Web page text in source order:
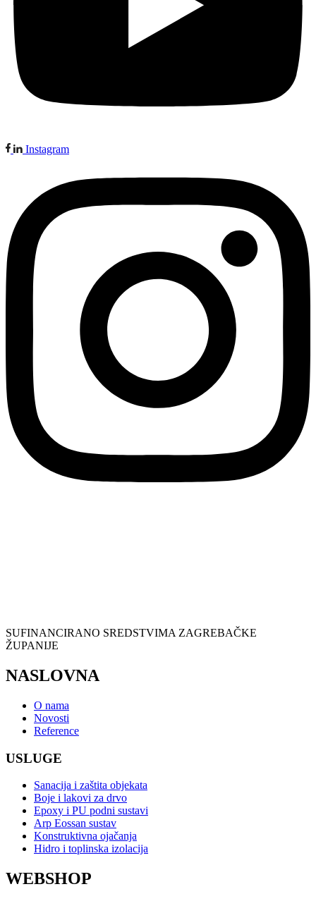
Instagram
SUFINANCIRANO SREDSTVIMA ZAGREBAČKE
ŽUPANIJE
NASLOVNA
O nama
Novosti
Reference
USLUGE
Sanacija i zaštita objekata
Boje i lakovi za drvo
Epoxy i PU podni sustavi
Arp Eossan sustav
Konstruktivna ojačanja
Hidro i toplinska izolacija
WEBSHOP